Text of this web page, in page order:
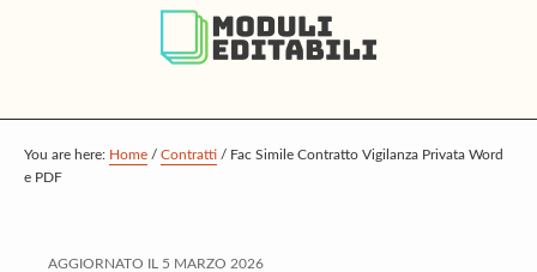
p
t
a
p
t
r
p
t
o
You are here: Home / Contratti / Fac Simile Contratto Vigilanza Privata Word
e PDF
AGGIORNATO IL 5 MARZO 2026